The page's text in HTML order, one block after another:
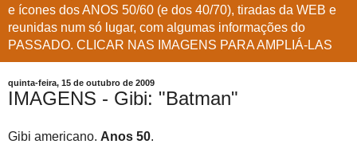
e ícones dos ANOS 50/60 (e dos 40/70), tiradas da WEB e
reunidas num só lugar, com algumas informações do
PASSADO. CLICAR NAS IMAGENS PARA AMPLIÁ-LAS
quinta-feira, 15 de outubro de 2009
IMAGENS - Gibi: "Batman"
Gibi americano. Anos 50.